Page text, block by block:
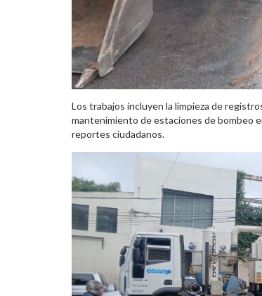
Los trabajos incluyen la limpieza de
mantenimiento de estaciones de bombeo
reportes ciudadanos.